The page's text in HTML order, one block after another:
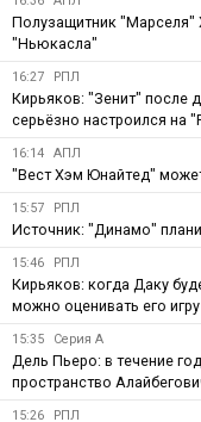
Полузащитник "Марселя"
"Ньюкасла"
16:27 РПЛ
Кирьяков: "Зенит" после
серьёзно настроился на
16:14 АПЛ
"Вест Хэм Юнайтед"
15:57 РПЛ
Источник: "Динамо"
15:46 РПЛ
Кирьяков: когда Даку
можно оценивать его игру
15:35 Серия А
Дель Пьеро: в течение
пространство
15:26 РПЛ